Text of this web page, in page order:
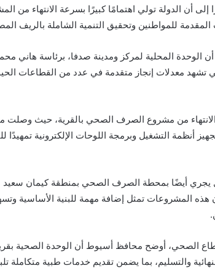
إلى أن الدولة تولي اهتمامًا كبيرًا بسرعة الانتهاء من
للمواطنين وتحقيق التنمية الشاملة بالريف
الوحدة المحلية لمركز ومدينة صدفا، برئاسة هاني
تشهد معدلات إنجاز متقدمة في عدد من القطاعات
من مشروع الصرف الصحي بالقرية، حيث وصلت
أنظمة التشغيل وبرمجة اللوحات الإلكترونية
أيضًا بمحطة الصرف الصحي بمنطقة كيمان سعيد
هذه المشروعات تمثل إضافة مهمة للبنية الأساسية
الصحي، أوضح محافظ أسيوط أن الوحدة الصحية بقرية
والتسليم، بما يضمن تقديم خدمات طبية متكاملة